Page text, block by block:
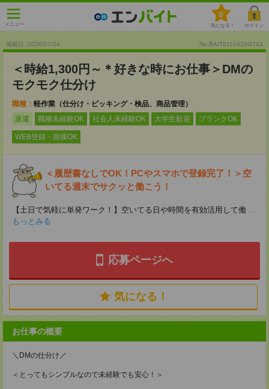
メニュー
0
気になる！ ログイン
掲載日 :2026/07/24 No.BAIT8110429GT43
＜時給1,300円～＊好きな時にお仕事＞DMの
モクモク仕分け
職種： 軽作業（仕分け・ピッキング・検品、商品管理）
派遣
職種未経験OK 社会人未経験OK 大学生歓迎 ブランクOK
WEB登録・面接OK
＜履歴書なしでOK！PCやスマホで登録完了！＞空
いてる週末でサクッと働こう！
【土日で気軽に単発ワーク！】空いてる日や時間を有効活用して働 ...
もっとみる
応募ページへ
気になる！
お仕事の概要
＼DMの仕分け／
＜とってもシンプルなので未経験でも安心！＞